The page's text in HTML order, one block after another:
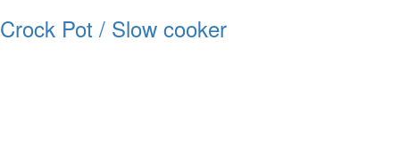
Crock Pot / Slow cooker